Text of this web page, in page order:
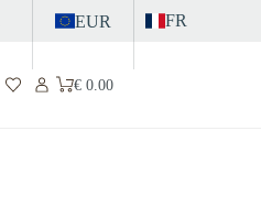
EUR FR
Panier
€0.00